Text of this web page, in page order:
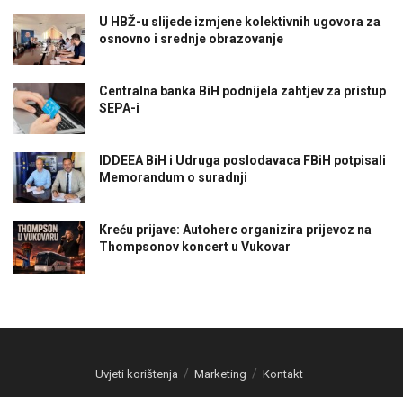
U HBŽ-u slijede izmjene kolektivnih ugovora za
osnovno i srednje obrazovanje
Centralna banka BiH podnijela zahtjev za pristup
SEPA-i
IDDEEA BiH i Udruga poslodavaca FBiH potpisali
Memorandum o suradnji
Kreću prijave: Autoherc organizira prijevoz na
Thompsonov koncert u Vukovar
Uvjeti korištenja Marketing Kontakt